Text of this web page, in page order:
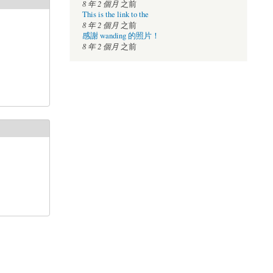
8 年 2 個月之前
This is the link to the
8 年 2 個月之前
感謝 wanding 的照片！
8 年 2 個月之前